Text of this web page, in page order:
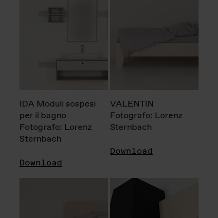
IDA Moduli sospesi
per il bagno
Fotografo: Lorenz
Sternbach
Download
VALENTIN
Fotografo: Lorenz
Sternbach
Download